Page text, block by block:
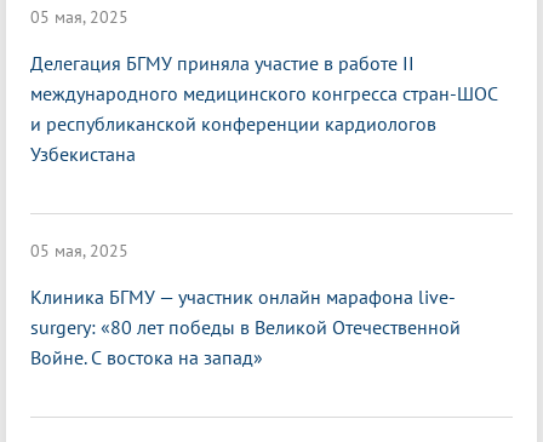
05 мая, 2025
Делегация БГМУ приняла участие в работе II
международного медицинского конгресса стран-ШОС
и республиканской конференции кардиологов
Узбекистана
05 мая, 2025
Клиника БГМУ — участник онлайн марафона live-
surgery: «80 лет победы в Великой Отечественной
Войне. С востока на запад»